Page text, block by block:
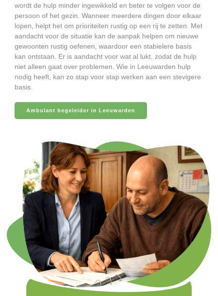
wordt de hulp minder ingewikkeld en beter te volgen voor de
persoon of het gezin. Wanneer meerdere dingen door elkaar
lopen, helpt het om prioriteiten rustig op een rij te zetten. Met
aandacht voor de situatie kan de aanpak helpen om nieuwe
gewoonten rustig oefenen, waardoor een stabielere basis
kan ontstaan. Er is aandacht voor wat al lukt, zodat de hulp
niet alleen gaat over problemen. Wie in Leeuwarden hulp
nodig heeft, kan zo stap voor stap werken aan een stevigere
basis.
Ambulant begeleider in Leeuwarden